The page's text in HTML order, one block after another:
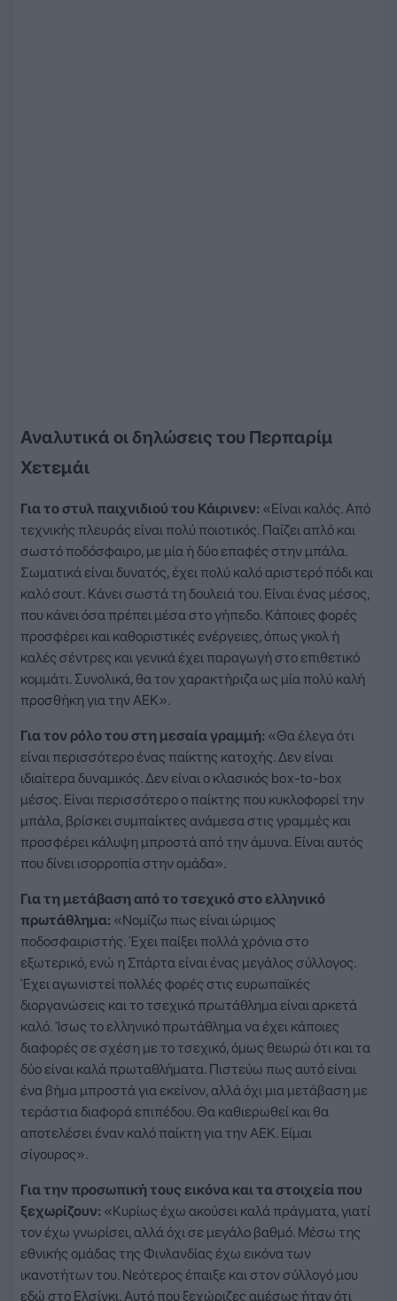
Αναλυτικά οι δηλώσεις του Περπαρίμ
Χετεμάι
Για το στυλ παιχνιδιού του Κάιρινεν: «Είναι καλός. Από
τεχνικής πλευράς είναι πολύ ποιοτικός. Παίζει απλό και
σωστό ποδόσφαιρο, με μία ή δύο επαφές στην μπάλα.
Σωματικά είναι δυνατός, έχει πολύ καλό αριστερό πόδι και
καλό σουτ. Κάνει σωστά τη δουλειά του. Είναι ένας μέσος,
που κάνει όσα πρέπει μέσα στο γήπεδο. Κάποιες φορές
προσφέρει και καθοριστικές ενέργειες, όπως γκολ ή
καλές σέντρες και γενικά έχει παραγωγή στο επιθετικό
κομμάτι. Συνολικά, θα τον χαρακτήριζα ως μία πολύ καλή
προσθήκη για την ΑΕΚ».
Για τον ρόλο του στη μεσαία γραμμή: «Θα έλεγα ότι
είναι περισσότερο ένας παίκτης κατοχής. Δεν είναι
ιδιαίτερα δυναμικός. Δεν είναι ο κλασικός box-to-box
μέσος. Είναι περισσότερο ο παίκτης που κυκλοφορεί την
μπάλα, βρίσκει συμπαίκτες ανάμεσα στις γραμμές και
προσφέρει κάλυψη μπροστά από την άμυνα. Είναι αυτός
που δίνει ισορροπία στην ομάδα».
Για τη μετάβαση από το τσεχικό στο ελληνικό
πρωτάθλημα: «Νομίζω πως είναι ώριμος
ποδοσφαιριστής. Έχει παίξει πολλά χρόνια στο
εξωτερικό, ενώ η Σπάρτα είναι ένας μεγάλος σύλλογος.
Έχει αγωνιστεί πολλές φορές στις ευρωπαϊκές
διοργανώσεις και το τσεχικό πρωτάθλημα είναι αρκετά
καλό. Ίσως το ελληνικό πρωτάθλημα να έχει κάποιες
διαφορές σε σχέση με το τσεχικό, όμως θεωρώ ότι και τα
δύο είναι καλά πρωταθλήματα. Πιστεύω πως αυτό είναι
ένα βήμα μπροστά για εκείνον, αλλά όχι μια μετάβαση με
τεράστια διαφορά επιπέδου. Θα καθιερωθεί και θα
αποτελέσει έναν καλό παίκτη για την ΑΕΚ. Είμαι
σίγουρος».
Για την προσωπική τους εικόνα και τα στοιχεία που
ξεχωρίζουν: «Κυρίως έχω ακούσει καλά πράγματα, γιατί
τον έχω γνωρίσει, αλλά όχι σε μεγάλο βαθμό. Μέσω της
εθνικής ομάδας της Φινλανδίας έχω εικόνα των
ικανοτήτων του. Νεότερος έπαιξε και στον σύλλογό μου
εδώ στο Ελσίνκι. Αυτό που ξεχώριζες αμέσως ήταν ότι